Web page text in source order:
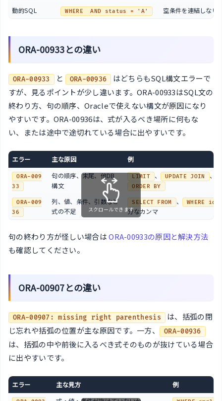
動的SQL
WHERE  AND status = 'A' 空条件を連結しない
ORA-00933との違い
ORA-00933 と ORA-00936
はどちらもSQL構文エラーで
すが、見るポイントが少し違います。ORA-00933はSQL文の
終わり方、句の順序、Oracleで使えない構文が原因になり
やすいです。ORA-00936は、式が入るべき場所に何もな
い、または途中で途切れている場合に出やすいです。
エラー 主な原因 例
ORA-009
33
句の順序、末尾、他DB
構文
LIMIT 、 UPDATE JOIN 、
ORDER BY
ORA-009
36
列、値、条件、引数など
式の不足
SELECT FROM 、 WHERE id
分なカンマ
スクロールできます
句の終わり方が怪しい場合はORA-00933の原因と解決方法
も確認してください。
ORA-00907との違い
ORA-00907: missing right parenthesis
は、括弧の閉
じ忘れや括弧の位置が主な原因です。一方、 ORA-00936
は、括弧の中や前後に入るべき式そのものが抜けている場合
に出やすいです。
エラー 主な見方 例